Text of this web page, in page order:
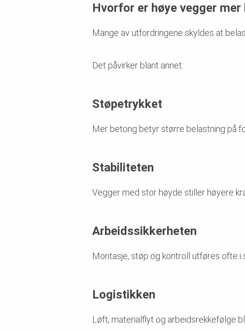
Hvorfor er høye vegger
Mange av utfordringene skyldes at
Det påvirker blant annet:
Støpetrykket
Mer betong betyr større belastning på
Stabiliteten
Vegger med stor høyde stiller høyere
Arbeidssikkerheten
Montasje, støp og kontroll utføres ofte i
Logistikken
Løft, materialflyt og arbeidsrekkefølge